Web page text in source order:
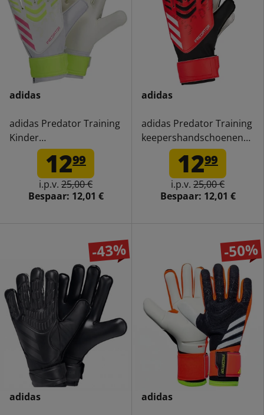
adidas
adidas Predator Training
Kinder
Keepershandschoenen
1299
i.p.v. 25,00 €
Bespaar: 12,01 €
adidas
adidas Predator Training
keepershandschoenen
JH3811 1299
i.p.v. 25,00 €
Bespaar: 12,01 €
-43%
adidas
-50%
adidas